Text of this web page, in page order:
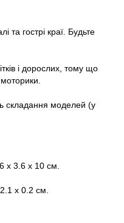
та гострі краї. Будьте
і дорослих, тому що
складання моделей (у
x 3.6 x 10 см.
х 0.2 см.